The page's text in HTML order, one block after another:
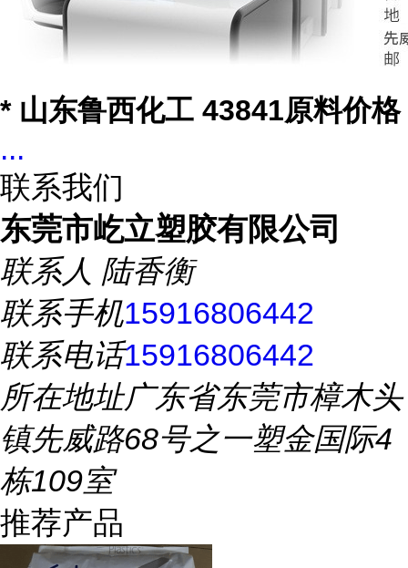
* 山东鲁西化工 43841原料价格
...
联系我们
东莞市屹立塑胶有限公司
联系人 陆香衡
联系手机15916806442
联系电话15916806442
所在地址广东省东莞市樟木头
镇先威路68号之一塑金国际4
栋109室
推荐产品